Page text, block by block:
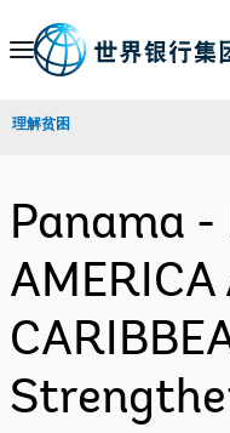
Skip
Navigation
理解贫困
Panama -
AMERICA